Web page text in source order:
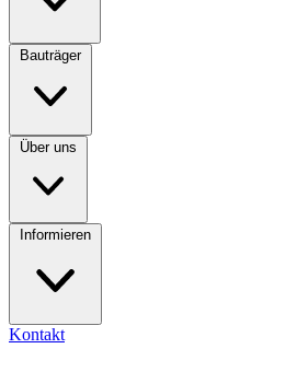
Bauträger
Über uns
Informieren
Kontakt